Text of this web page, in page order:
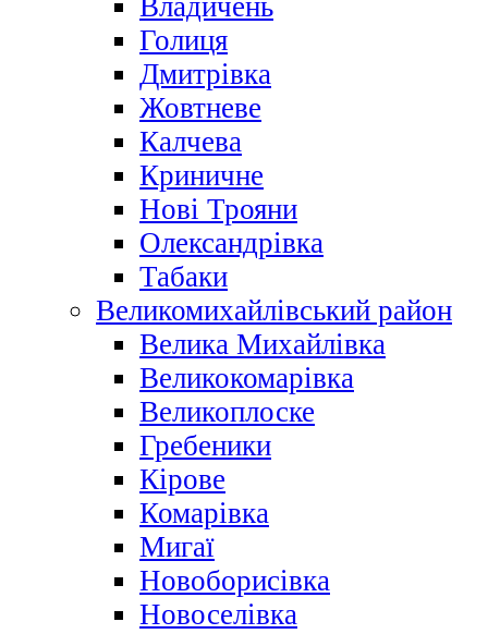
Владичень
Голиця
Дмитрівка
Жовтневе
Калчева
Криничне
Нові Трояни
Олександрівка
Табаки
Великомихайлівський район
Велика Михайлівка
Великокомарівка
Великоплоске
Гребеники
Кірове
Комарівка
Мигаї
Новоборисівка
Новоселівка